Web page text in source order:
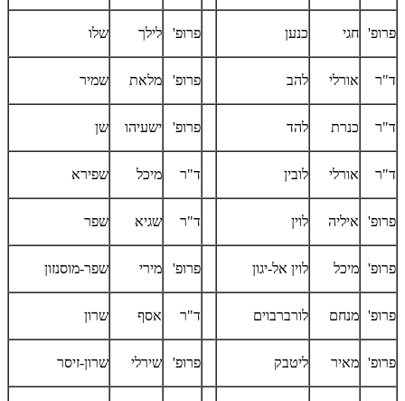
פרופ' חגי כנען פרופ' לילך שלו
ד"ר אורלי להב פרופ' מלאת שמיר
ד"ר כנרת להד פרופ' ישעיהו שן
ד"ר אורלי לובין ד"ר מיכל שפירא
פרופ' איליה לוין ד"ר שגיא שפר
פרופ' מיכל לוין אל-יגון פרופ' מירי שפר-מוסנזון
פרופ' מנחם לורברבוים ד"ר אסף שרון
פרופ' מאיר ליטבק פרופ' שירלי שרון-זיסר